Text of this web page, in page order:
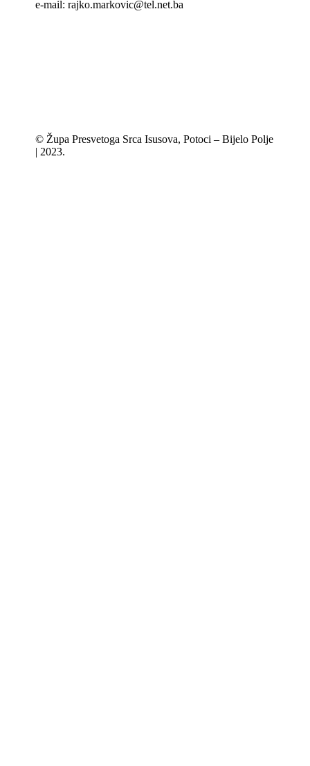
e-mail: rajko.markovic@tel.net.ba
© Župa Presvetoga Srca Isusova, Potoci – Bijelo Polje
| 2023.